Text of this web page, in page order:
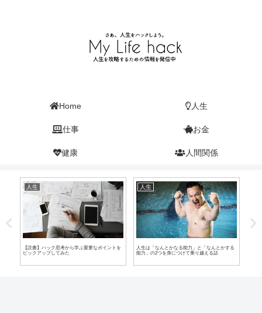
Home 人生
仕事 お金
健康 人間関係
人生
【読書】ハック思考から学ぶ重要なポイントを
ピックアップしてみた
人生
人生は「なんとかなる能力」と「なんとかする
能力」の2つを身につけて乗り越える話